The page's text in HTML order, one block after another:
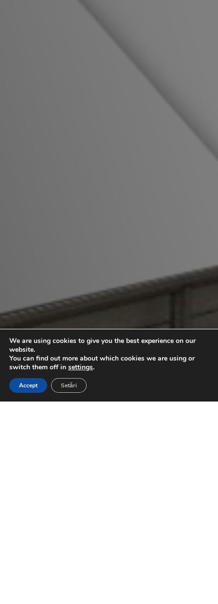
We are using cookies to give you the best experience on our
website.
You can find out more about which cookies we are using or
switch them off in settings.
Accept Setări